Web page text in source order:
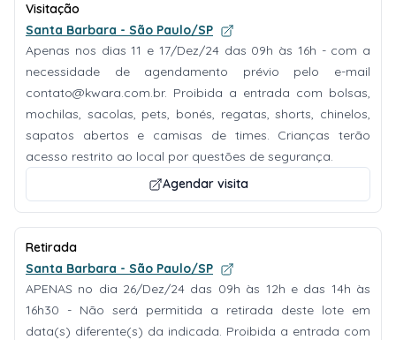
Visitação
Santa Barbara - São Paulo/SP
Apenas nos dias 11 e 17/Dez/24 das 09h às 16h - com a
necessidade de agendamento prévio pelo e-mail
contato@kwara.com.br. Proibida a entrada com bolsas,
mochilas, sacolas, pets, bonés, regatas, shorts, chinelos,
sapatos abertos e camisas de times. Crianças terão
acesso restrito ao local por questões de segurança.
Agendar visita
Retirada
Santa Barbara - São Paulo/SP
APENAS no dia 26/Dez/24 das 09h às 12h e das 14h às
16h30 - Não será permitida a retirada deste lote em
data(s) diferente(s) da indicada. Proibida a entrada com